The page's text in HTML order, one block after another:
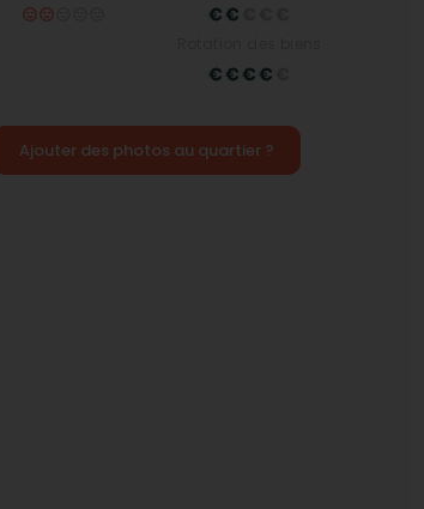
Ajouter des photos au quartier ?